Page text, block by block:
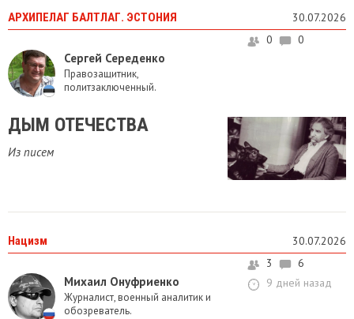
АРХИПЕЛАГ БАЛТЛАГ. ЭСТОНИЯ 30.07.2026
Сергей Середенко
Правозащитник,
политзаключенный.
0 0
ДЫМ ОТЕЧЕСТВА
Из писем
Нацизм 30.07.2026
Михаил Онуфриенко
Журналист, военный аналитик и
обозреватель.
3
6
9 дней назад